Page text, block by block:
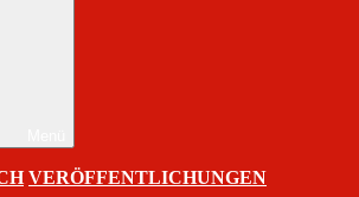
VERÖFFENTLICHUNGEN